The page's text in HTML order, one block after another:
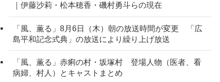
｜伊藤沙莉・松本穂香・磯村勇斗らの現在
「風、薫る」8月6日（木）朝の放送時間が変更 「広
島平和記念式典」の放送により繰り上げ放送
「風、薫る」赤痢の村・坂塚村 登場人物（医者、看
病婦、村人）とキャストまとめ